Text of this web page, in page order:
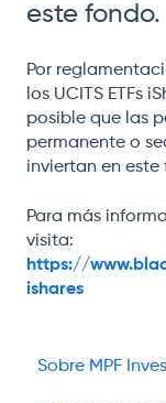
este fondo.
Por
los UCITS ETFs
posible que las
permanente o
inviertan en este
Para más
visita:
https://
ishares
Sobre MPF